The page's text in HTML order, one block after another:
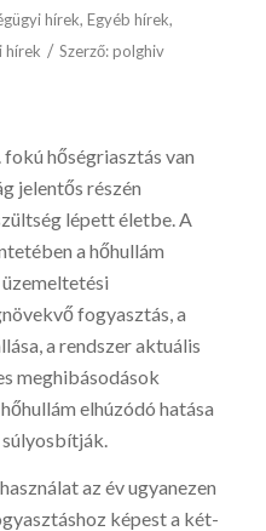
hírek, Egyéb hírek,
hírek / Szerző:polghiv
hőségriasztás van
jelentős részén
lépett életbe. A
a hőhullám
fogyasztás, a
a rendszer aktuális
meghibásodások
elhúzódó hatása
az év ugyanezen
képest a két-